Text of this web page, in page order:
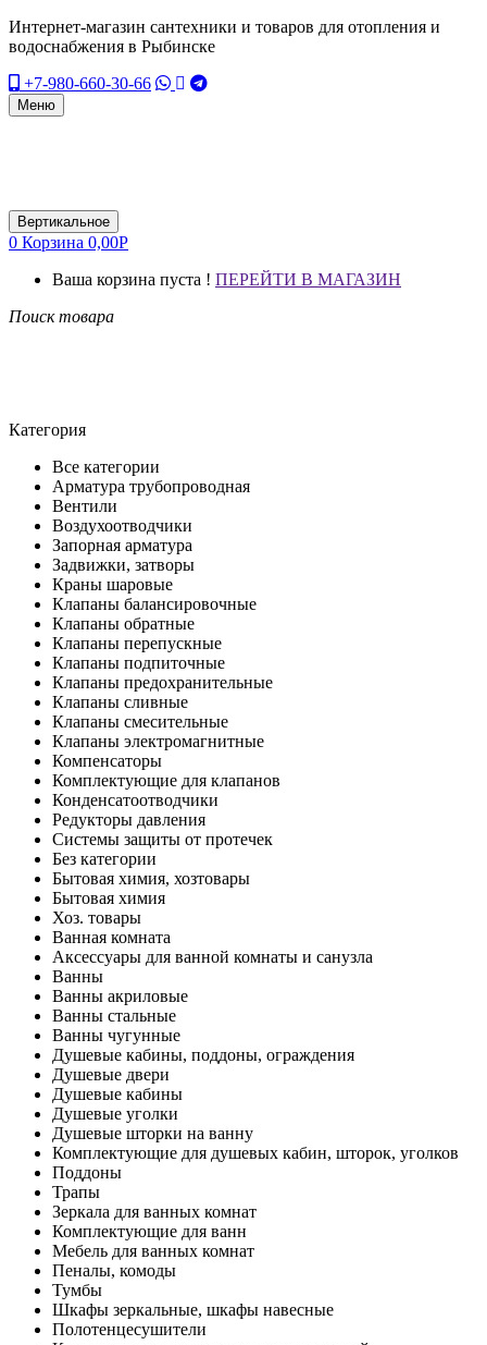
Интернет-магазин сантехники и товаров для отопления и
водоснабжения в Рыбинске
+7-980-660-30-66
Меню
Вертикальное
0 Корзина 0,00Р
Ваша корзина пуста ! ПЕРЕЙТИ В МАГАЗИН
Поиск товара
Категория
Все категории
Арматура трубопроводная
Вентили
Воздухоотводчики
Запорная арматура
Задвижки, затворы
Краны шаровые
Клапаны балансировочные
Клапаны обратные
Клапаны перепускные
Клапаны подпиточные
Клапаны предохранительные
Клапаны сливные
Клапаны смесительные
Клапаны электромагнитные
Компенсаторы
Комплектующие для клапанов
Конденсатоотводчики
Редукторы давления
Системы защиты от протечек
Без категории
Бытовая химия, хозтовары
Бытовая химия
Хоз. товары
Ванная комната
Аксессуары для ванной комнаты и санузла
Ванны
Ванны акриловые
Ванны стальные
Ванны чугунные
Душевые кабины, поддоны, ограждения
Душевые двери
Душевые кабины
Душевые уголки
Душевые шторки на ванну
Комплектующие для душевых кабин, шторок, уголков
Поддоны
Трапы
Зеркала для ванных комнат
Комплектующие для ванн
Мебель для ванных комнат
Пеналы, комоды
Тумбы
Шкафы зеркальные, шкафы навесные
Полотенцесушители